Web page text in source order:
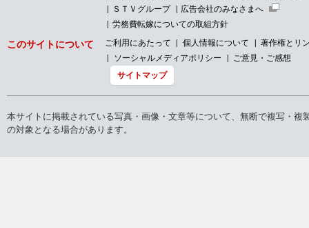
ＳＴＶグループ
広告会社のみなさまへ
労務費転嫁についての取組方針
このサイトについて ご利用にあたって 個人情報について
著作権とリ
ソーシャルメディアポリシー
ご意見・ご感想
サイトマップ
本サイトに掲載されている写真・画像・文章等について、無断で複写・
の対象となる場合があります。